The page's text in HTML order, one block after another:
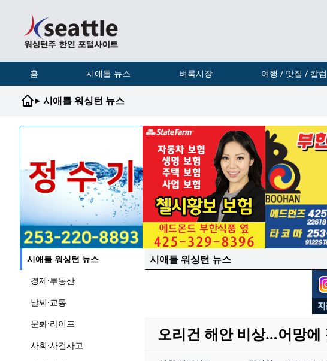
홈 시애틀 뉴스 벼룩시장 여행 / 맛집 / 칼럼
▸ 시애틀 워싱턴 뉴스
시애틀 워싱턴 뉴스
경제·부동산
날씨·교통
문화·라이프
사회·사건사고
시애틀 워싱턴 뉴스
오리건 해안 비상…어망에